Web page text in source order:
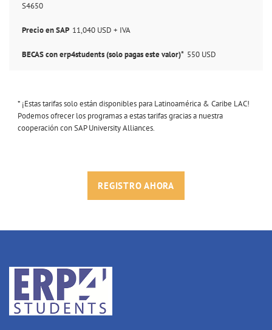
* ¡Estas tarifas solo están disponibles para Latinoamérica & Caribe LAC!
Podemos ofrecer los programas a estas tarifas gracias a nuestra
cooperación con SAP University Alliances.
S4650
11,040 USD + IVA
550 USD
REGISTRO AHORA